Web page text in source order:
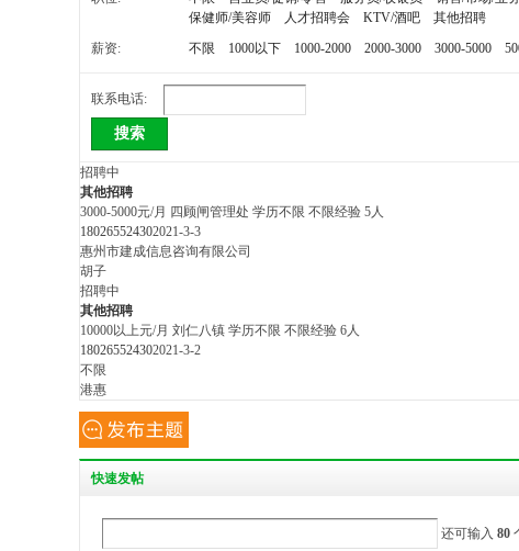
网
丨
保健师/美容师
人才招聘会 KTV/酒吧
其他招聘
薪资:
不限 1000以下 1000-2000 2000-3000 3000-5000
联系电话:
搜索
招聘中
其他招聘
3000-5000元/月 四顾闸管理处 学历不限 不限经验 5人
180265524302021-3-3
惠州市建成信息咨询有限公司
胡子
招聘中
其他招聘
10000以上元/月 刘仁八镇 学历不限 不限经验 6人
180265524302021-3-2
不限
港惠
快速发帖
还可输入 80